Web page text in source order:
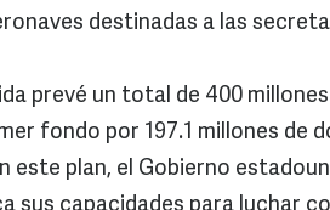
destinadas a las
prevé un total de 400
fondo por 197.1 millones de
este plan, el Gobierno